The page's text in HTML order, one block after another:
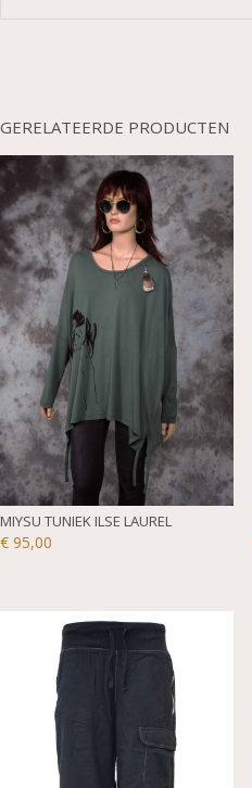
GERELATEERDE PRODUCTEN
MIYSU TUNIEK ILSE LAUREL
€ 95,00